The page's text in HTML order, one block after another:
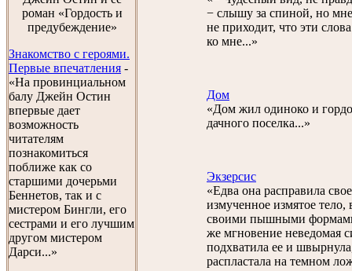
роман «Гордость и
предубеждение»
Знакомство с героями.
Первые впечатления -
«На провинциальном
балу Джейн Остин
впервые дает
возможность
читателям
познакомиться
поближе как со
старшими дочерьми
Беннетов, так и с
мистером Бингли, его
сестрами и его лучшим
другом мистером
Дарси...»
− слышу за спиной, но
не приходит, что эти
ко мне...»
Дом
«Дом жил одиноко и
дачного поселка...»
Экзерсис
«Едва она расправила свое
измученное измятое тело,
своими пышными
же мгновение неведомая
подхватила ее и
распластала на темном